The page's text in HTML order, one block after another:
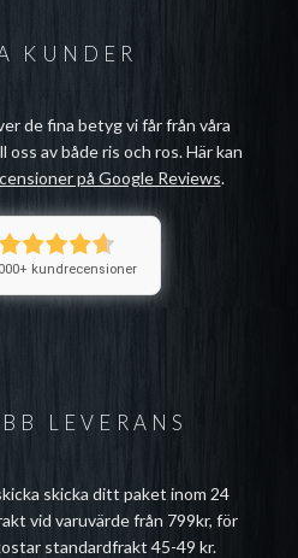
LEVERANS
skicka ditt paket inom 24
vid varuvärde från 799kr, för
standardfrakt 45-49 kr.
KUNDER
de fina betyg vi får från våra
av både ris och ros. Här kan
på Google Reviews.
kundrecensioner